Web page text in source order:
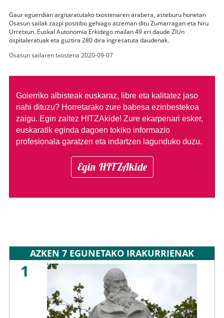
Gaur eguerdian argitaratutako txostenaren arabera, asteburu honetan
Osasun sailak zazpi positibo gehiago atzeman ditu Zumarragan eta hiru
Urretxun. Euskal Autonomia Erkidego mailan 49 eri daude ZIUn
ospitaleratuak eta guztira 280 dira ingresatuta daudenak.
Osasun sailaren txostena 2020-09-07
Goierriko albisteak euskaraz, libre eta kalitatez jaso
nahi dituzu? Horretarako zure babesa ezinbestekoa
zaigu. Egin zaitez HITZAkide! Zure ekarpenari esker,
euskaratik eginda dagoen tokiko informazio
profesionala garatzen eta indartzen lagunduko duzu.
Egin HITZAkide
AZKEN 7 EGUNETAKO IRAKURRIENAK
1